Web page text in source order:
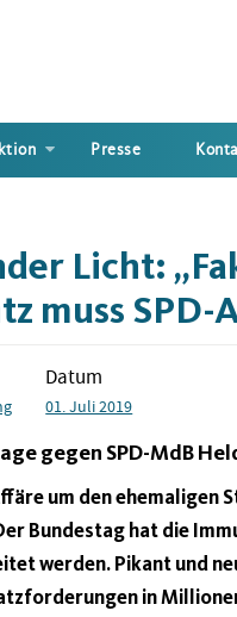
Presse
Licht:
muss
Datum
01. Juli 2019
gegen SPD-MdB
um den
Bundestag hat die
werden. Pikant und
in